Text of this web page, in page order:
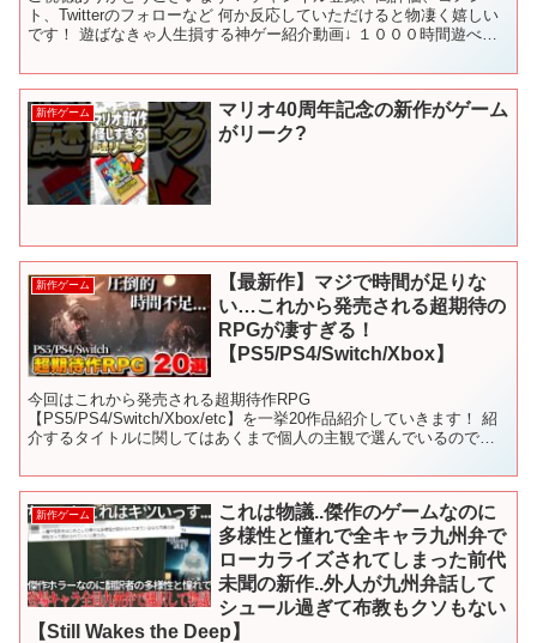
ト、Twitterのフォローなど 何か反応していただけると物凄く嬉しい
です！ 遊ばなきゃ人生損する神ゲー紹介動画↓ １０００時間遊べる
新作ゲーム
マリオ40周年記念の新作がゲーム
がリーク?
新作ゲーム
【最新作】マジで時間が足りな
い…これから発売される超期待の
RPGが凄すぎる！
【PS5/PS4/Switch/Xbox】
今回はこれから発売される超期待作RPG
【PS5/PS4/Switch/Xbox/etc】を一挙20作品紹介していきます！ 紹
介するタイトルに関してはあくまで個人の主観で選んでいるので良
新作ゲーム
これは物議..傑作のゲームなのに
多様性と憧れで全キャラ九州弁で
ローカライズされてしまった前代
未聞の新作..外人が九州弁話して
シュール過ぎて布教もクソもない
【Still Wakes the Deep】